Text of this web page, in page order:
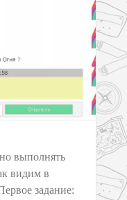
выполнять
видим в
задание: